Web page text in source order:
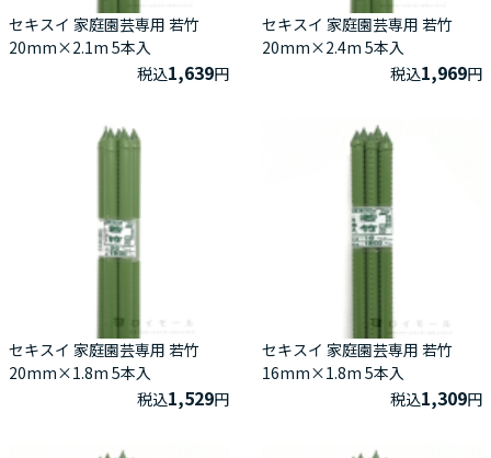
セキスイ 家庭園芸専用 若竹
20mm×2.1m 5本入
税込1,639円
セキスイ 家庭園芸専用 若竹
20mm×2.4m 5本入
税込1,969円
セキスイ 家庭園芸専用 若竹
20mm×1.8m 5本入
税込1,529円
セキスイ 家庭園芸専用 若竹
16mm×1.8m 5本入
税込1,309円